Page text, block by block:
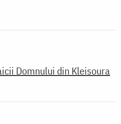
Domnului din Kleisoura